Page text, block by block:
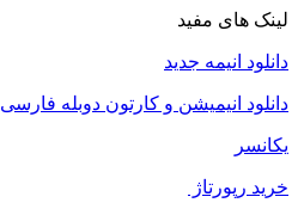
لینک های مفید
دانلود انیمه جدید
دانلود انیمیشن و کارتون دوبله فارسی
یکانسر
خرید رپورتاژ